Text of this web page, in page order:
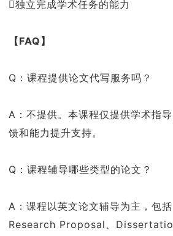
独立完成学术任务的能力
【FAQ】
Q：课程提供论文代写服务吗？
A：不提供。本课程仅提供学术指
馈和能力提升支持。
Q：课程辅导哪些类型的论文？
A：课程以英文论文辅导为主，包
Research Proposal、